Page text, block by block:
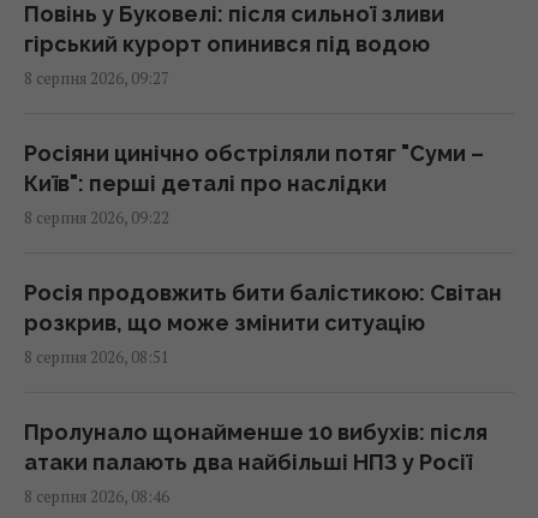
09:25 субота, 08 серпня 2026
"Сміливо і мужньо": ЗМІ розкрили, хто
Лейпцигу
08:59 субота, 08 серпня 2026
гастроентерологи назвали три поради для
здорового травлення
08:58 субота, 08 серпня 2026
Вийшов трейлер нового римейку "Афери
Томаса Крауна" від Майкла Б. Джордана
08:34 субота, 08 серпня 2026
Повінь у Буковелі: після сильної зливи
гірський курорт опинився під водою
8 серпня 2026, 09:27
Росіяни цинічно обстріляли потяг "Суми –
Київ": перші деталі про наслідки
8 серпня 2026, 09:22
Росія продовжить бити балістикою: Світан
розкрив, що може змінити ситуацію
8 серпня 2026, 08:51
Пролунало щонайменше 10 вибухів: після
атаки палають два найбільші НПЗ у Росії
8 серпня 2026, 08:46